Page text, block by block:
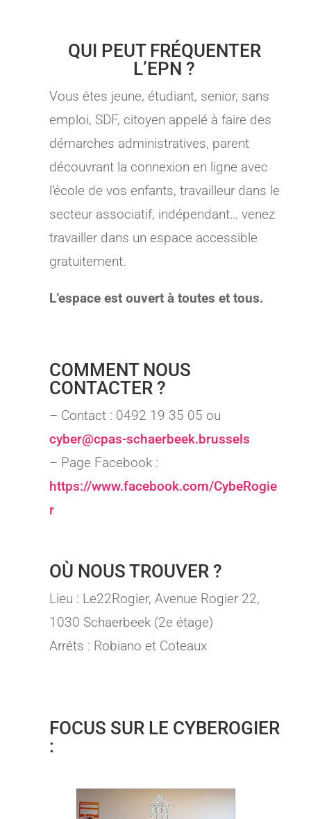
QUI PEUT FRÉQUENTER
L’EPN ?
Vous êtes jeune, étudiant, senior, sans
emploi, SDF, citoyen appelé à faire des
démarches administratives, parent
découvrant la connexion en ligne avec
l’école de vos enfants, travailleur dans le
secteur associatif, indépendant… venez
travailler dans un espace accessible
gratuitement.
L’espace est ouvert à toutes et tous.
COMMENT NOUS
CONTACTER ?
– Contact : 0492 19 35 05 ou
cyber@cpas-schaerbeek.brussels
– Page Facebook :
https://www.facebook.com/CybeRogie
r
OÙ NOUS TROUVER ?
Lieu : Le22Rogier, Avenue Rogier 22,
1030 Schaerbeek (2e étage)
Arrêts : Robiano et Coteaux
FOCUS SUR LE CYBEROGIER
: